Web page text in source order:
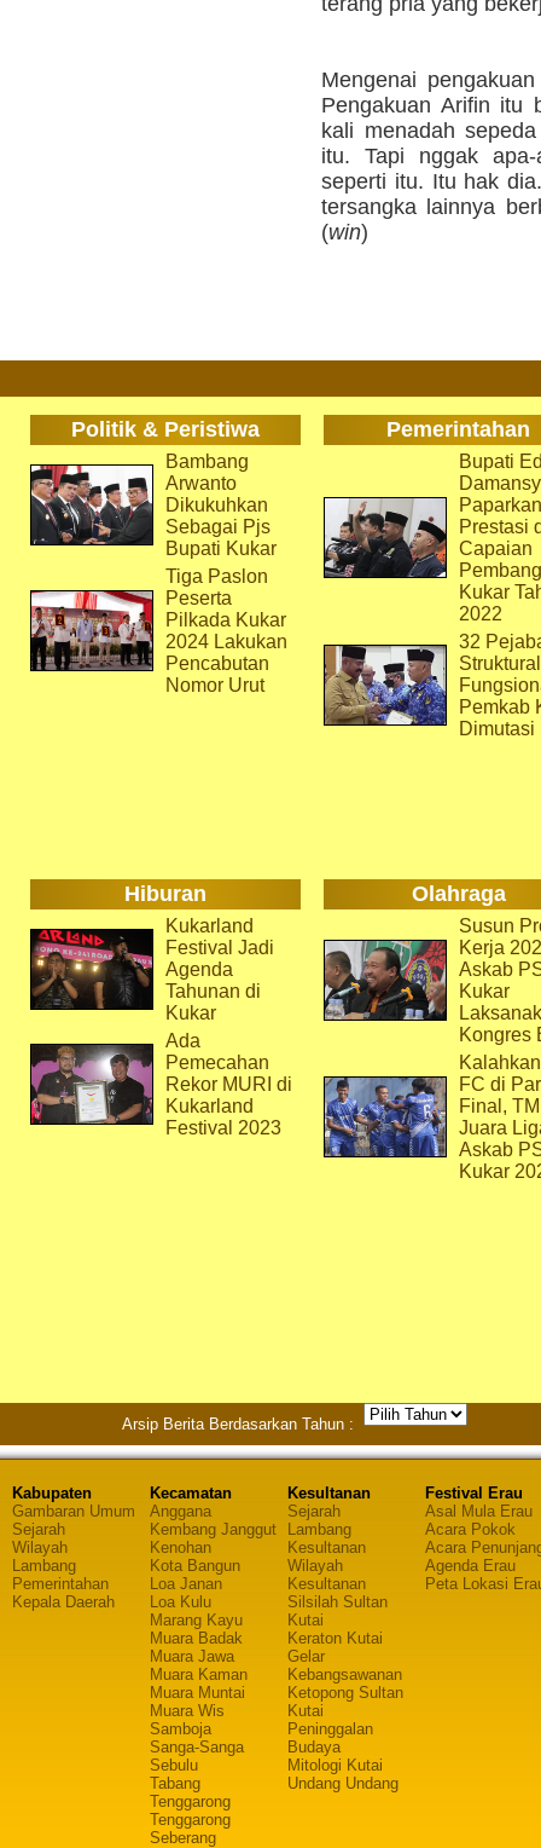
Mengenai
Pengakuan Arifin itu
kali menadah
itu. Tapi nggak
seperti itu. Itu hak
tersangka lainnya
(win)
Politik & Peristiwa Pemerintahan
Bambang
Arwanto
Dikukuhkan
Sebagai Pjs
Bupati Kukar
Tiga Paslon
Peserta
Pilkada Kukar
2024 Lakukan
Pencabutan
Nomor Urut
Bupati
Paparkan
Prestasi
Capaian
Kukar
2022
32
Pemkab
Dimutasi
Hiburan Olahraga
Kukarland
Festival Jadi
Agenda
Tahunan di
Kukar
Ada
Pemecahan
Rekor MURI di
Kukarland
Festival 2023
Susun
Kerja
Askab
Kukar
Kongres
FC di
Final,
Juara
Askab
Kukar
Arsip Berita Berdasarkan Tahun :
Kabupaten
Gambaran Umum
Sejarah
Wilayah
Lambang
Pemerintahan
Kepala Daerah
Kecamatan
Anggana
Kembang Janggut
Kenohan
Kota Bangun
Loa Janan
Loa Kulu
Marang Kayu
Muara Badak
Muara Jawa
Muara Kaman
Muara Muntai
Muara Wis
Samboja
Sanga-Sanga
Sebulu
Tabang
Tenggarong
Tenggarong
Seberang
Kesultanan
Sejarah
Lambang
Kesultanan
Wilayah
Kesultanan
Silsilah Sultan
Kutai
Keraton Kutai
Gelar
Kebangsawanan
Ketopong Sultan
Kutai
Peninggalan
Budaya
Mitologi Kutai
Undang Undang
Festival Erau
Asal Mula Erau
Acara Pokok
Acara
Agenda Erau
Peta Lokasi